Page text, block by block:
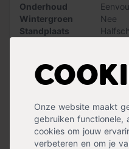
Onze website maakt
gebruiken functionele,
cookies om jouw
verbeteren en om je
Onderhoud
Wintergroen
Nee
Standplaats
Bloemen
Ja
Snoeimaand
Maart
Vruchtdragend
Nee
Groeisnelheid
Stekels
Nee
Meer